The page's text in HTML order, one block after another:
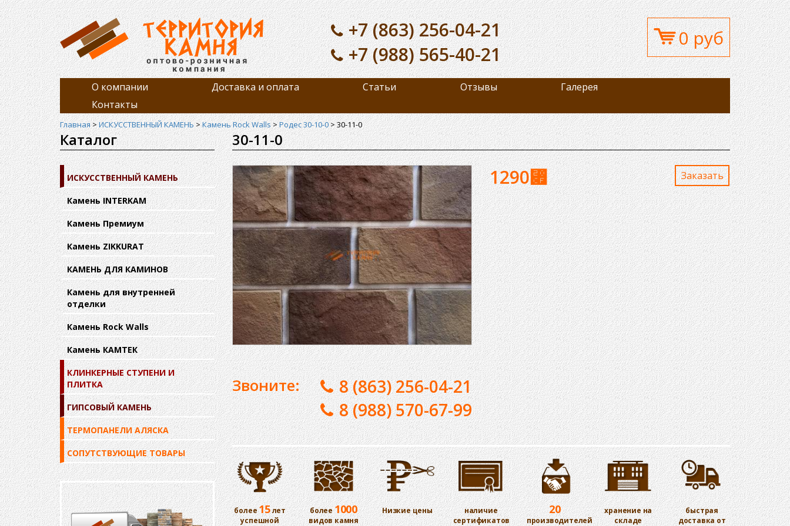
+7 (863) 256-04-21
+7 (988) 565-40-21
0 руб
О компании Доставка и оплата Статьи Отзывы
Галерея
Контакты
Главная>ИСКУССТВЕННЫЙ КАМЕНЬ>Камень Rock Walls>Родес 30-10-0>30-11-0
Каталог
ИСКУССТВЕННЫЙ КАМЕНЬ
Камень INTERKAM
Камень Премиум
Камень ZIKKURAT
КАМЕНЬ ДЛЯ КАМИНОВ
Камень для внутренней
отделки
Камень Rock Walls
Камень КАМТЕК
КЛИНКЕРНЫЕ СТУПЕНИ И
ПЛИТКА
ГИПСОВЫЙ КАМЕНЬ
ТЕРМОПАНЕЛИ АЛЯСКА
СОПУТСТВУЮЩИЕ ТОВАРЫ
30-11-0
Звоните:
8 (863) 256-04-21
8 (988) 570-67-99
1290⃏ Заказaть
более15лет
успешной
более1000
видов камня
Низкие цены
наличие
сертификатов
20
производителей
хранение на
складе
быстрая
доставка от